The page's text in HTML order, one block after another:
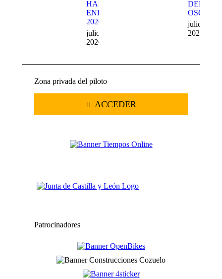
HARD
ENDURO
2026
julio 22,
2026
DEL
OSO
julio 20,
2026
Zona privada del piloto
ACCEDER
Patrocinadores